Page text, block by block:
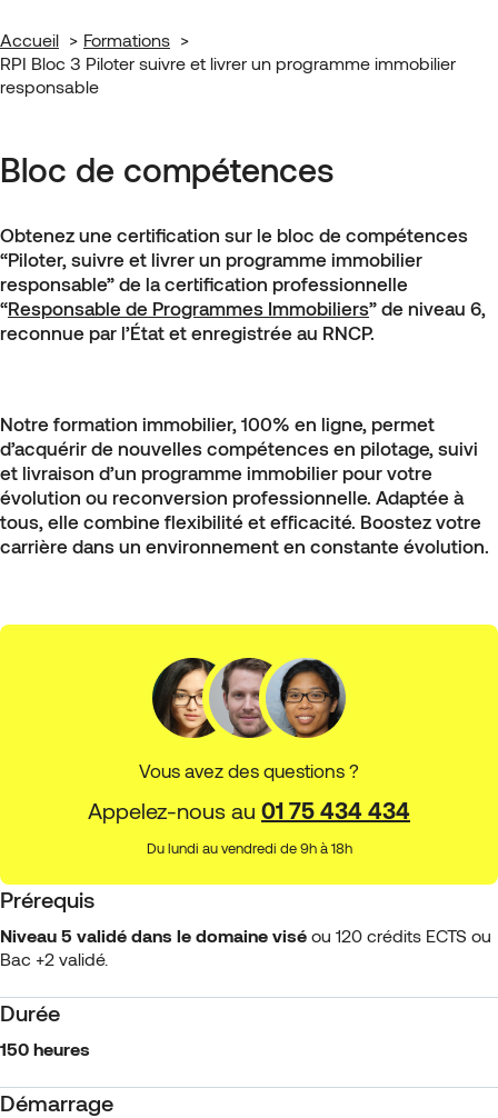
Accueil
Formations
RPI Bloc 3 Piloter suivre et livrer un programme immobilier
responsable
Bloc de compétences
Obtenez une certification sur le bloc de compétences
“Piloter, suivre et livrer un programme immobilier
responsable” de la certification professionnelle
“Responsable de Programmes Immobiliers” de niveau 6,
reconnue par l’État et enregistrée au RNCP.
Notre formation immobilier, 100% en ligne, permet
d’acquérir de nouvelles compétences en pilotage, suivi
et livraison d’un programme immobilier pour votre
évolution ou reconversion professionnelle. Adaptée à
tous, elle combine flexibilité et efficacité. Boostez votre
carrière dans un environnement en constante évolution.
Vous avez des questions ?
Appelez-nous au 01 75 434 434
Du lundi au vendredi de 9h à 18h
Prérequis
Niveau 5 validé dans le domaine visé ou 120 crédits ECTS ou
Bac +2 validé.
Durée
150 heures
Démarrage